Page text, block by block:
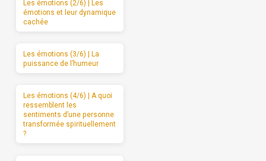
Les émotions (2/6) | Les
émotions et leur dynamique
cachée
Les émotions (3/6) | La
puissance de l’humeur
Les émotions (4/6) | A quoi
ressemblent les
sentiments d’une personne
transformée spirituellement
?